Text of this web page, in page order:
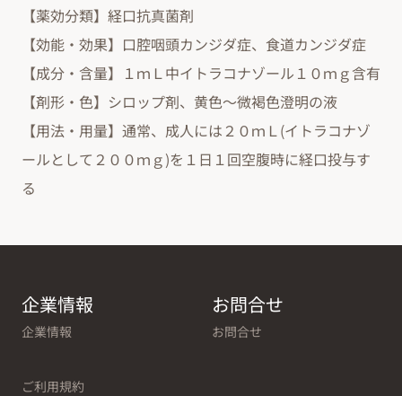
【薬効分類】経口抗真菌剤
【効能・効果】口腔咽頭カンジダ症、食道カンジダ症
【成分・含量】１ｍＬ中イトラコナゾール１０ｍｇ含有
【剤形・色】シロップ剤、黄色～微褐色澄明の液
【用法・用量】通常、成人には２０ｍＬ(イトラコナゾ
ールとして２００ｍｇ)を１日１回空腹時に経口投与す
る
企業情報
企業情報
お問合せ
お問合せ
ご利用規約